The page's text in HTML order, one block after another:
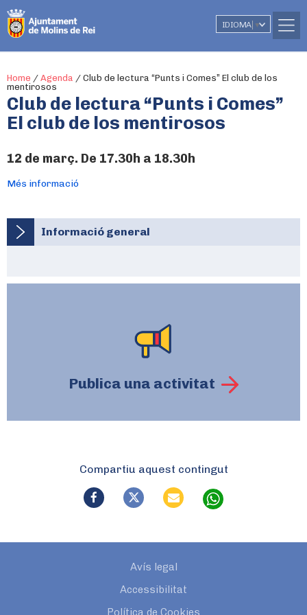
IDIOMA ▼
Home / Agenda / Club de lectura “Punts i Comes” El club de los
mentirosos
Club de lectura “Punts i Comes”
El club de los mentirosos
12 de març. De 17.30h a 18.30h
Més informació
Informació general
Publica una activitat
Compartiu aquest contingut
Avís legal
Accessibilitat
Política de Cookies